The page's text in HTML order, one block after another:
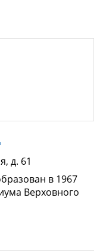
д. 61
в 1967
Верховного